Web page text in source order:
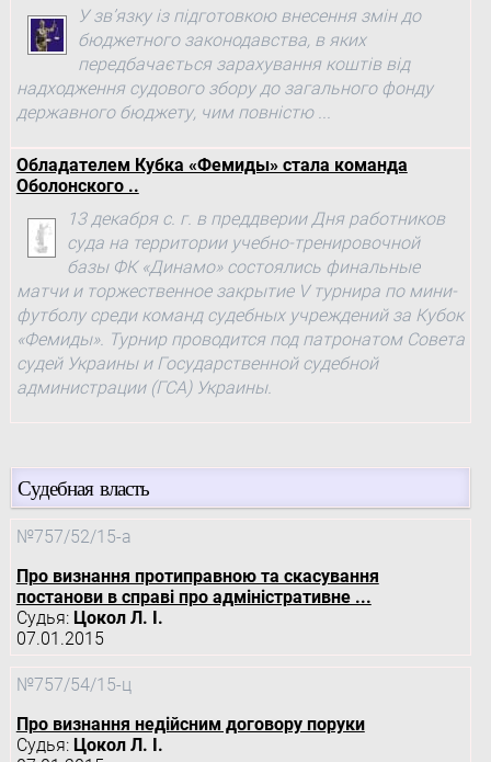
У зв’язку із підготовкою внесення змін до
бюджетного законодавства, в яких
передбачається зарахування коштів від
надходження судового збору до загального фонду
державного бюджету, чим повністю ...
Обладателем Кубка «Фемиды» стала команда
Оболонского ..
13 декабря с. г. в преддверии Дня работников
суда на территории учебно-тренировочной
базы ФК «Динамо» состоялись финальные
матчи и торжественное закрытие V турнира по мини-
футболу среди команд судебных учреждений за Кубок
«Фемиды». Турнир проводится под патронатом Совета
судей Украины и Государственной судебной
администрации (ГСА) Украины.
Судебная власть
№757/52/15-а
Про визнання протиправною та скасування
постанови в справі про адміністративне ...
Судья: Цокол Л. І.
07.01.2015
№757/54/15-ц
Про визнання недійсним договору поруки
Судья: Цокол Л. І.